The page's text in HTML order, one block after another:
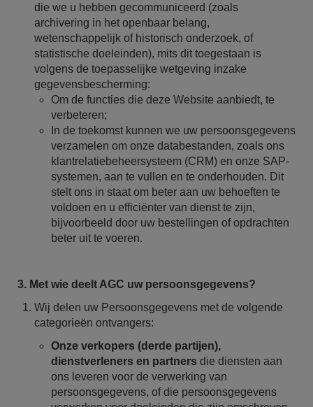
die we u hebben gecommuniceerd (zoals
archivering in het openbaar belang,
wetenschappelijk of historisch onderzoek, of
statistische doeleinden), mits dit toegestaan is
volgens de toepasselijke wetgeving inzake
gegevensbescherming:
Om de functies die deze Website aanbiedt, te
verbeteren;
In de toekomst kunnen we uw persoonsgegevens
verzamelen om onze databestanden, zoals ons
klantrelatiebeheersysteem (CRM) en onze SAP-
systemen, aan te vullen en te onderhouden. Dit
stelt ons in staat om beter aan uw behoeften te
voldoen en u efficiënter van dienst te zijn,
bijvoorbeeld door uw bestellingen of opdrachten
beter uit te voeren.
3. Met wie deelt AGC uw persoonsgegevens?
Wij delen uw Persoonsgegevens met de volgende
categorieën ontvangers:
Onze verkopers (derde partijen),
dienstverleners en partners die diensten aan
ons leveren voor de verwerking van
persoonsgegevens, of die persoonsgegevens